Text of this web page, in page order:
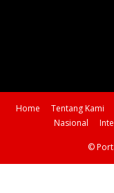
Home Tentang Kami
Nasional
©